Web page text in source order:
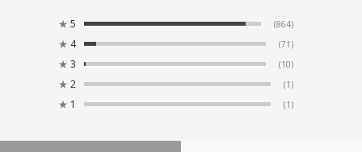
★ 5 (864)
★ 4 (71)
★ 3 (10)
★ 2 (1)
★ 1 (1)